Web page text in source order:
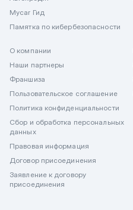
Mycar Гид
Памятка по кибербезопасности
О компании
Наши партнеры
Франшиза
Пользовательское соглашение
Политика конфиденциальности
Сбор и обработка персональных
данных
Правовая информация
Договор присоединения
Заявление к договору
присоединения